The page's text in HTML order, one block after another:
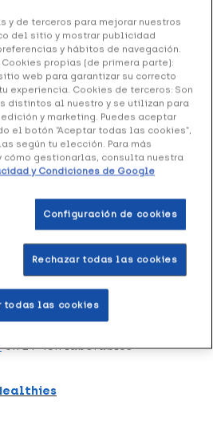
14 Uds
con una fijación anatómica que
abulte. Talla L.
gratuita en farmacia
en 24-48h laborables
y de terceros para mejorar nuestros
del sitio y mostrar publicidad
y hábitos de navegación.
propias (de primera parte):
web para garantizar su correcto
experiencia. Cookies de terceros: Son
distintos al nuestro y se utilizan para
y marketing. Puedes aceptar
el botón “Aceptar todas las cookies”,
según tu elección. Para más
cómo gestionarlas, consulta nuestra
y Condiciones de Google
Configuración de cookies
Rechazar todas las cookies
todas las cookies